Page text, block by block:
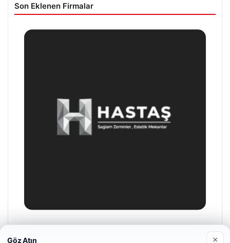
Son Eklenen Firmalar
Göz Atın ×